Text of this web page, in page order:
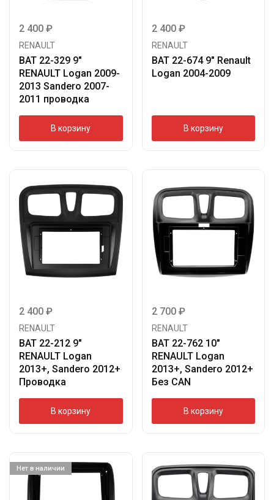
2 400 ₽
RENAULT
BAT 22-329 9″
RENAULT Logan 2009-
2013 Sandero 2007-
2011 проводка
В корзину
2 400 ₽
RENAULT
BAT 22-674 9″ Renault
Logan 2004-2009
В корзину
2 400 ₽
RENAULT
BAT 22-212 9″
RENAULT Logan
2013+, Sandero 2012+
Проводка
В корзину
2 700 ₽
RENAULT
BAT 22-762 10″
RENAULT Logan
2013+, Sandero 2012+
Без CAN
В корзину
Нет в наличии